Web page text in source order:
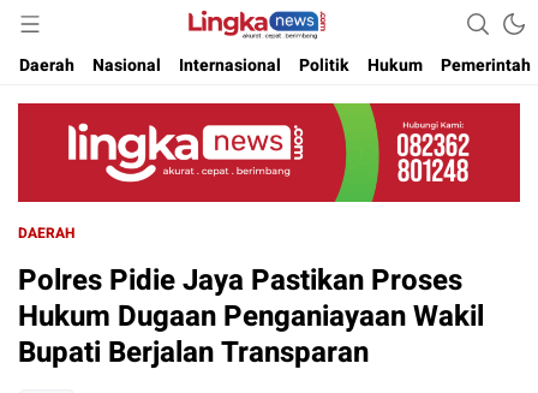
Lingkanews
Akurat. Cepat & Berimbang
Daerah
Nasional Internasional Politik Hukum Pemerintah
DAERAH
Polres Pidie Jaya Pastikan Proses
Hukum Dugaan Penganiayaan Wakil
Bupati Berjalan Transparan